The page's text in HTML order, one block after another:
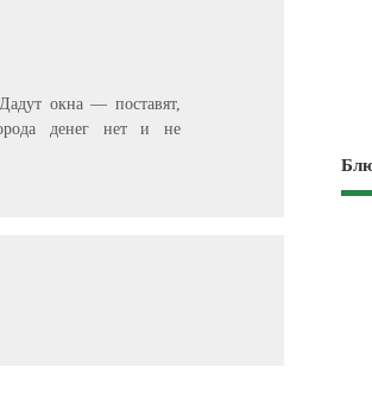
окна — поставят,
денег нет и не